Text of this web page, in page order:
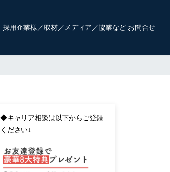
採用企業様／取材／メディア／協業など お問合せ
◆キャリア相談は以下からご登録
ください↓